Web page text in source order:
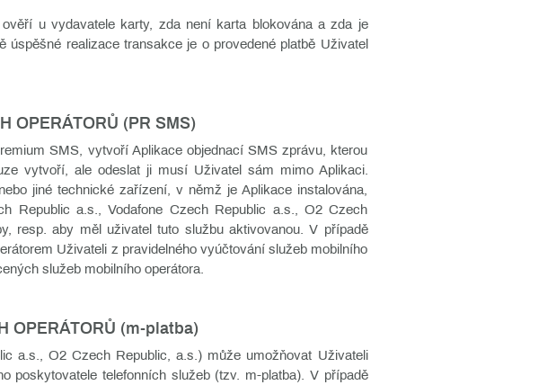
u vydavatele karty, zda není karta blokována a zda je
realizace transakce je o provedené platbě Uživatel
OPERÁTORŮ (PR SMS)
SMS, vytvoří Aplikace objednací SMS zprávu, kterou
vytvoří, ale odeslat ji musí Uživatel sám mimo Aplikaci.
jiné technické zařízení, v němž je Aplikace instalována,
Republic a.s., Vodafone Czech Republic a.s., O2 Czech
resp. aby měl uživatel tuto službu aktivovanou. V případě
Uživateli z pravidelného vyúčtování služeb mobilního
služeb mobilního operátora.
OPERÁTORŮ (m-platba)
a.s., O2 Czech Republic, a.s.) může umožňovat Uživateli
poskytovatele telefonních služeb (tzv. m-platba). V případě